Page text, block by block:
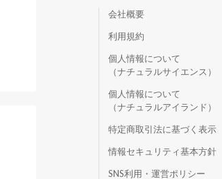
会社概要
利用規約
個人情報について
（ナチュラルサイエンス）
個人情報について
（ナチュラルアイランド）
特定商取引法に基づく表示
情報セキュリティ基本方針
SNS利用・運営ポリシー